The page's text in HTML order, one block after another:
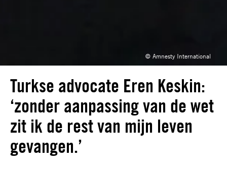
© Amnesty International
Turkse advocate Eren Keskin:
‘zonder aanpassing van de wet
zit ik de rest van mijn leven
gevangen.’